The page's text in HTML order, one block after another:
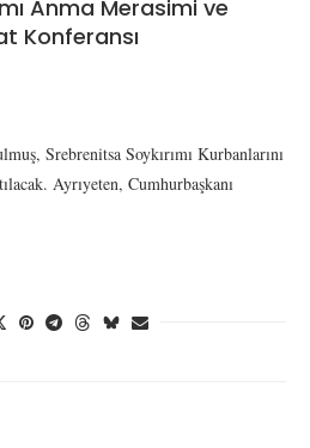
Anma Merasimi ve
Konferansı
Srebrenitsa Soykırımı Kurbanlarını
Ayrıyeten, Cumhurbaşkanı